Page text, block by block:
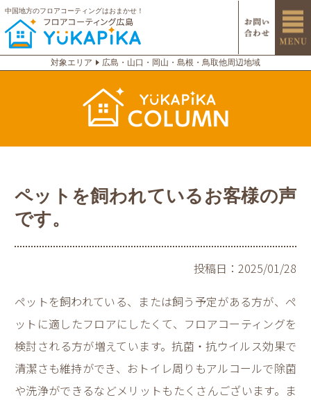
中国地方のフロアコーティングはおまかせ！
対象エリア 広島・山口・岡山・島根・鳥取他周辺地域
ペットを飼われているお客様の声
です。
投稿日： 2025/01/28
ペットを飼われている、または飼う予定がある方が、ペ
ットに適したフロアにしたくて、フロアコーティングを
検討される方が増えています。抗菌・抗ウイルス効果で
清潔さも維持ができ、おトイレ周りもアルコールで除菌
や洗浄ができるなどメリットもたくさんございます。ま